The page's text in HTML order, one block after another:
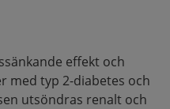
effekt och
med typ 2-diabetes och
utsöndras renalt och